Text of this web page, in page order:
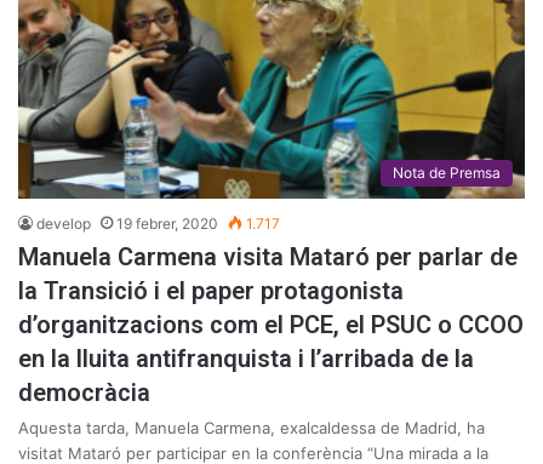
Nota de Premsa
develop 19 febrer, 2020 1.717
Manuela Carmena visita Mataró per parlar de
la Transició i el paper protagonista
d’organitzacions com el PCE, el PSUC o CCOO
en la lluita antifranquista i l’arribada de la
democràcia
Aquesta tarda, Manuela Carmena, exalcaldessa de Madrid, ha
visitat Mataró per participar en la conferència “Una mirada a la